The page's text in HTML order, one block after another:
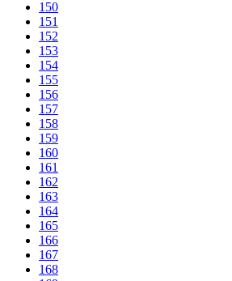
150
151
152
153
154
155
156
157
158
159
160
161
162
163
164
165
166
167
168